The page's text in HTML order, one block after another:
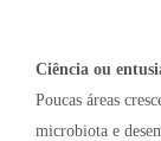
Ciência ou
Poucas áreas
microbiota e